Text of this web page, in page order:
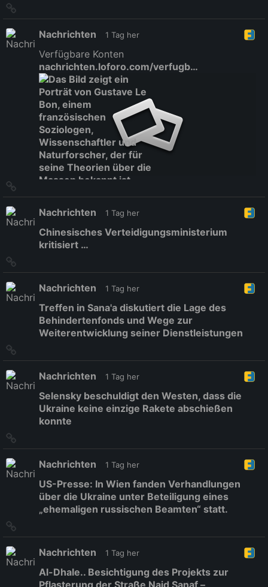
zum
Originalbeitrag
Nachrichten 1 Tag her
Verfügbare Konten
nachrichten.loforo.com/verfugb…
zum
Originalbeitrag
Nachrichten 1 Tag her
Chinesisches Verteidigungsministerium
kritisiert …
zum
Originalbeitrag
Nachrichten 1 Tag her
Treffen in Sana'a diskutiert die Lage des
Behindertenfonds und Wege zur
Weiterentwicklung seiner Dienstleistungen
zum
Originalbeitrag
Nachrichten 1 Tag her
Selensky beschuldigt den Westen, dass die
Ukraine keine einzige Rakete abschießen
konnte
zum
Originalbeitrag
Nachrichten 1 Tag her
US-Presse: In Wien fanden Verhandlungen
über die Ukraine unter Beteiligung eines
„ehemaligen russischen Beamten“ statt.
zum
Originalbeitrag
Nachrichten 1 Tag her
Al-Dhale.. Besichtigung des Projekts zur
Pflasterung der Straße Najd Sanaf –